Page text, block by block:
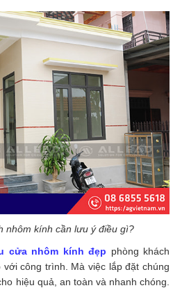
nhôm kính cần lưu ý điều gì?
cửa nhôm kính đẹp phòng khách
công trình. Mà việc lắp đặt chúng
hiệu quả, an toàn và nhanh chóng.